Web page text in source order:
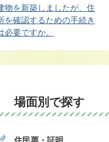
物を新築しましたが、住
を確認するための手続き
必要ですか。
場面別で探す
住民票・証明